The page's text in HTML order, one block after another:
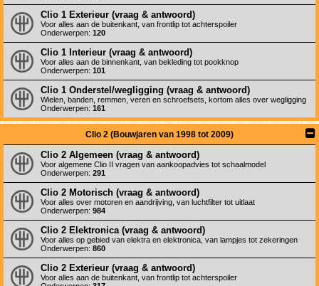
Clio 1 Exterieur (vraag & antwoord)
Voor alles aan de buitenkant, van frontlip tot achterspoiler
Onderwerpen: 120
Clio 1 Interieur (vraag & antwoord)
Voor alles aan de binnenkant, van bekleding tot pookknop
Onderwerpen: 101
Clio 1 Onderstel/wegligging (vraag & antwoord)
Wielen, banden, remmen, veren en schroefsets, kortom alles over wegligging
Onderwerpen: 161
Clio 2 (Bouwjaren van 1998 tot 2009)
Clio 2 Algemeen (vraag & antwoord)
Voor algemene Clio II vragen van aankoopadvies tot schaalmodel
Onderwerpen: 291
Clio 2 Motorisch (vraag & antwoord)
Voor alles over motoren en aandrijving, van luchtfilter tot uitlaat
Onderwerpen: 984
Clio 2 Elektronica (vraag & antwoord)
Voor alles op gebied van elektra en elektronica, van lampjes tot zekeringen
Onderwerpen: 860
Clio 2 Exterieur (vraag & antwoord)
Voor alles aan de buitenkant, van frontlip tot achterspoiler